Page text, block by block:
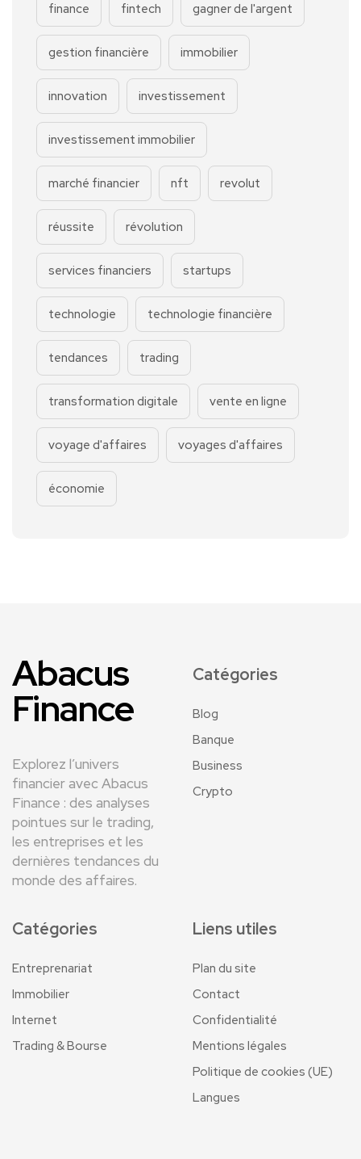
finance fintech gagner de l'argent
gestion financière immobilier
innovation investissement
investissement immobilier
marché financier nft revolut
réussite révolution
services financiers startups
technologie technologie financière
tendances trading
transformation digitale vente en ligne
voyage d'affaires voyages d'affaires
économie
Abacus
Finance
Explorez l’univers
financier avec Abacus
Finance : des analyses
pointues sur le trading,
les entreprises et les
dernières tendances du
monde des affaires.
Catégories
Blog
Banque
Business
Crypto
Catégories
Entreprenariat
Immobilier
Internet
Trading & Bourse
Liens utiles
Plan du site
Contact
Confidentialité
Mentions légales
Politique de cookies (UE)
Langues